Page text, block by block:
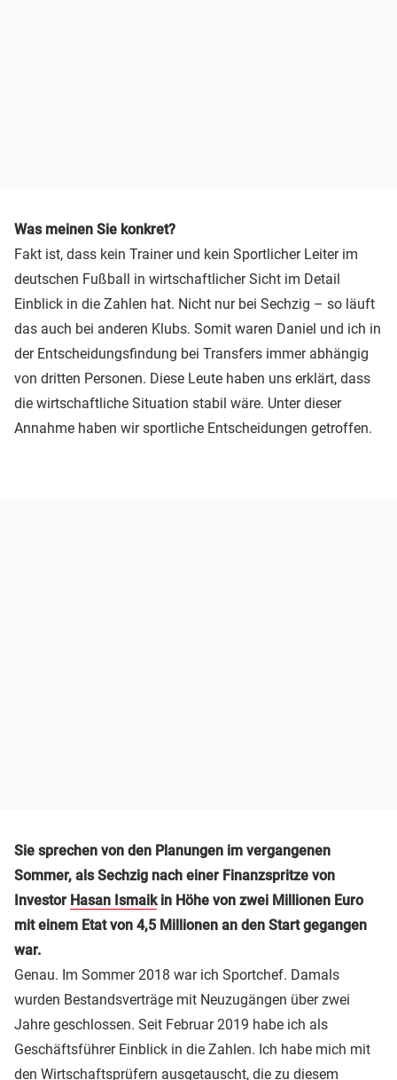
Was meinen Sie konkret?
Fakt ist, dass kein Trainer und kein Sportlicher Leiter im
deutschen Fußball in wirtschaftlicher Sicht im Detail
Einblick in die Zahlen hat. Nicht nur bei Sechzig – so läuft
das auch bei anderen Klubs. Somit waren Daniel und ich in
der Entscheidungsfindung bei Transfers immer abhängig
von dritten Personen. Diese Leute haben uns erklärt, dass
die wirtschaftliche Situation stabil wäre. Unter dieser
Annahme haben wir sportliche Entscheidungen getroffen.
Sie sprechen von den Planungen im vergangenen
Sommer, als Sechzig nach einer Finanzspritze von
Investor Hasan Ismaikin Höhe von zwei Millionen Euro
mit einem Etat von 4,5 Millionen an den Start gegangen
war.
Genau. Im Sommer 2018 war ich Sportchef. Damals
wurden Bestandsverträge mit Neuzugängen über zwei
Jahre geschlossen. Seit Februar 2019 habe ich als
Geschäftsführer Einblick in die Zahlen. Ich habe mich mit
den Wirtschaftsprüfern ausgetauscht, die zu diesem